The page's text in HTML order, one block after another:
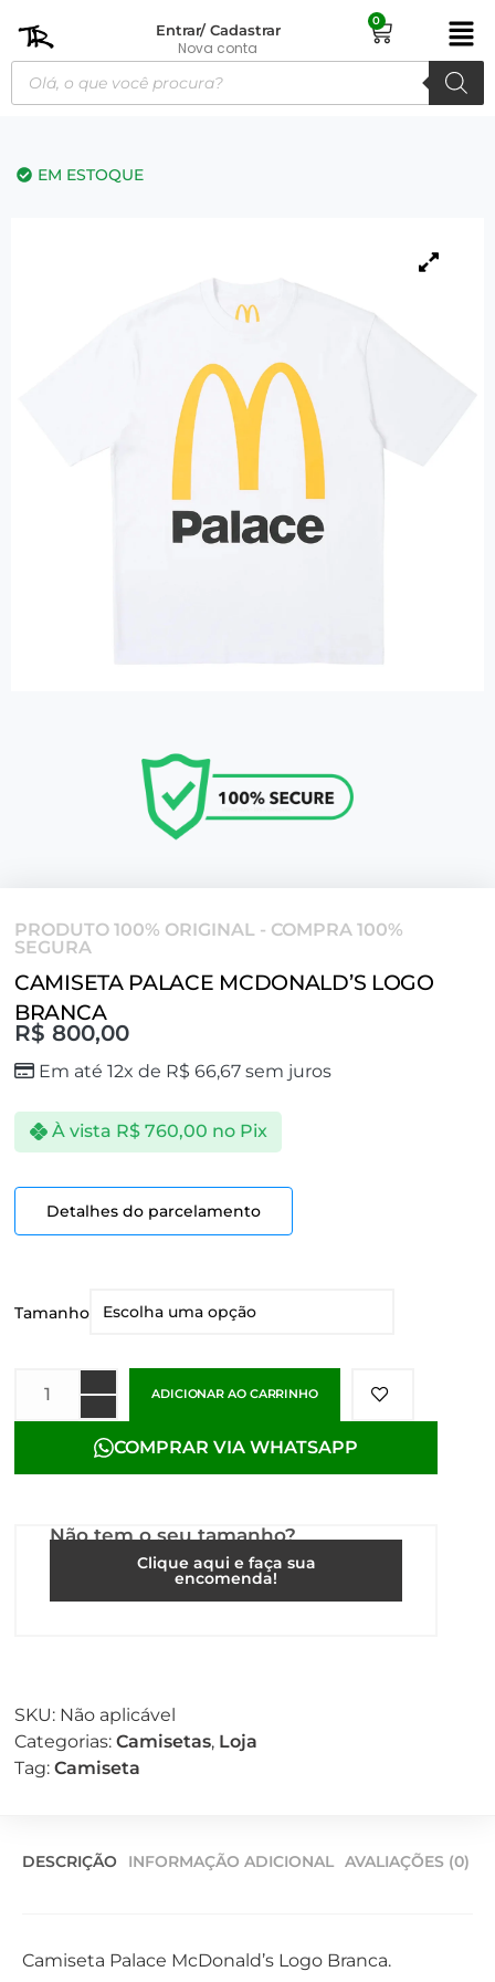
Entrar/ Cadastrar
Nova conta
0
EM ESTOQUE
PRODUTO 100% ORIGINAL - COMPRA 100%
SEGURA
CAMISETA PALACE MCDONALD’S LOGO
BRANCA
R$ 800,00
Em até 12x de R$ 66,67 sem juros
À vista R$760,00 no Pix
Detalhes do parcelamento
Tamanho
ADICIONAR AO CARRINHO
COMPRAR VIA WHATSAPP
Não tem o seu tamanho?
Clique aqui e faça sua
encomenda!
SKU: Não aplicável
Categorias: Camisetas, Loja
Tag: Camiseta
DESCRIÇÃO INFORMAÇÃO ADICIONAL AVALIAÇÕES (0)
Camiseta Palace McDonald’s Logo Branca.